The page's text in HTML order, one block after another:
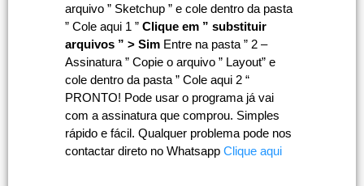
arquivo ” Sketchup ” e cole dentro da pasta
” Cole aqui 1 ” Clique em ” substituir
arquivos ” > Sim Entre na pasta ” 2 –
Assinatura ” Copie o arquivo ” Layout” e
cole dentro da pasta ” Cole aqui 2 “
PRONTO! Pode usar o programa já vai
com a assinatura que comprou. Simples
rápido e fácil. Qualquer problema pode nos
contactar direto no Whatsapp Clique aqui